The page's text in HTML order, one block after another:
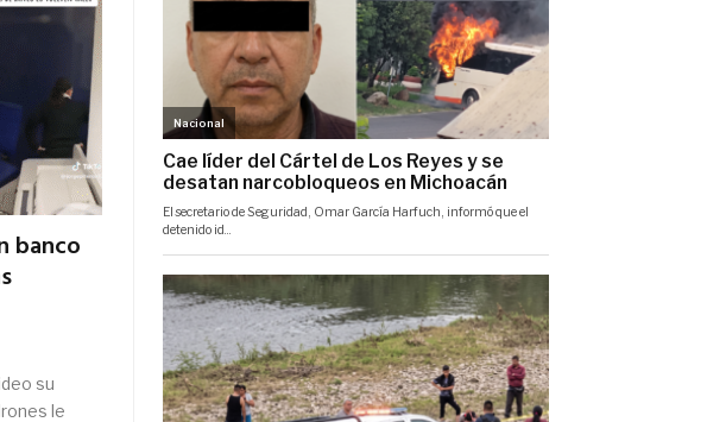
banco
su
le